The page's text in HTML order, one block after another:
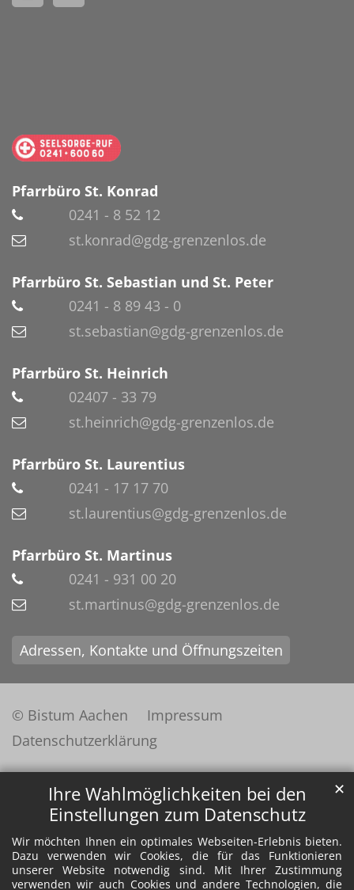
Ihre Wahlmöglichkeiten bei den
Einstellungen zum Datenschutz
Wir möchten Ihnen ein optimales Webseiten-Erlebnis bieten.
Dazu verwenden wir Cookies, die für das Funktionieren
unserer Website notwendig sind. Mit Ihrer Zustimmung
verwenden wir auch Cookies und andere Technologien, die
✕
Pfarrbüro St. Konrad
0241 - 8 52 12
st.konrad@gdg-grenzenlos.de
Pfarrbüro St. Sebastian und St. Peter
0241 - 8 89 43 - 0
st.sebastian@gdg-grenzenlos.de
Pfarrbüro St. Heinrich
02407 - 33 79
st.heinrich@gdg-grenzenlos.de
Pfarrbüro St. Laurentius
0241 - 17 17 70
st.laurentius@gdg-grenzenlos.de
Pfarrbüro St. Martinus
0241 - 931 00 20
st.martinus@gdg-grenzenlos.de
Adressen, Kontakte und Öffnungszeiten
© Bistum Aachen
Impressum
Datenschutzerklärung